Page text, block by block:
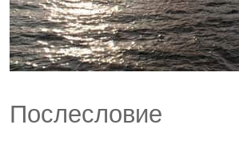
Послесловие